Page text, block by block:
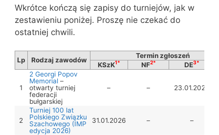
Wkrótce kończą się zapisy do turniejów, jak w
zestawieniu poniżej. Proszę nie czekać do
ostatniej chwili.
Lp Rodzaj zawodów
Termin zgłoszeń
KSzK1* NF2* DE3*
1
2 Georgi Popov
Memorial –
otwarty turniej
federacji
bułgarskiej
– – 23.01.2026
2
Turniej 100 lat
Polskiego Związku
Szachowego (IMP
edycja 2026)
31.01.2026 – –